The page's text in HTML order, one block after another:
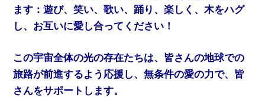
ます：遊び、笑い、歌い、踊り、楽しく、木をハグ
し、お互いに愛し合ってください！
この宇宙全体の光の存在たちは、皆さんの地球での
旅路が前進するよう応援し、無条件の愛の力で、皆
さんをサポートします。